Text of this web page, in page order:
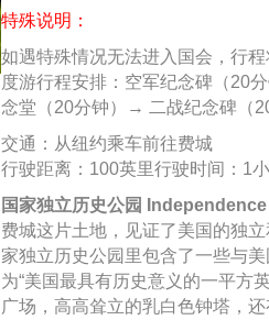
特殊说明：
如遇特殊情况无法进入国会，行
度游行程安排：空军纪念碑（20
念堂（20分钟）→ 二战纪念碑（
交通：从纽约乘车前往费城
行驶距离：100英里行驶时间：1
国家独立历史公园
费城这片土地，见证了美国的独
家独立历史公园里包含了一些与
为“美国最具有历史意义的一平方
广场，高高耸立的乳白色钟塔，